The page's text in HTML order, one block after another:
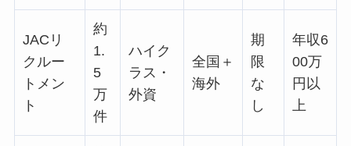
JACリ
クルー
トメン
ト
約
1.
5
万
件
ハイク
ラス・
外資
全国＋
海外
期
限
な
し
年収6
00万
円以
上